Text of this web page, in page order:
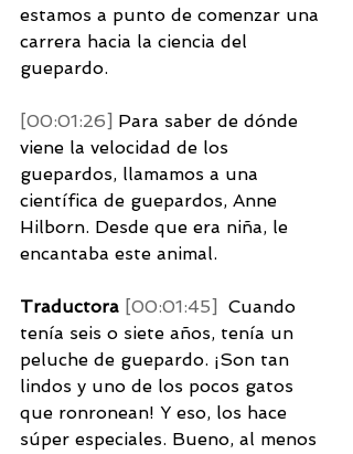
estamos a punto de comenzar una
carrera hacia la ciencia del
guepardo.
[00:01:26] Para saber de dónde
viene la velocidad de los
guepardos, llamamos a una
científica de guepardos, Anne
Hilborn. Desde que era niña, le
encantaba este animal.
Traductora [00:01:45]
Cuando
tenía seis o siete años, tenía un
peluche de guepardo. ¡Son tan
lindos y uno de los pocos gatos
que ronronean! Y eso, los hace
súper especiales. Bueno, al menos